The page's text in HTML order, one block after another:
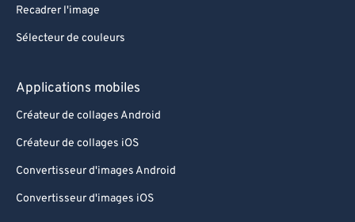
Recadrer l'image
Sélecteur de couleurs
Applications mobiles
Créateur de collages Android
Créateur de collages iOS
Convertisseur d'images Android
Convertisseur d'images iOS